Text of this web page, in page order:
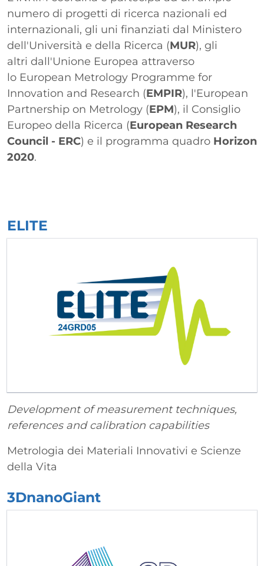
numero di progetti di ricerca nazionali ed
internazionali, gli uni finanziati dal Ministero
dell'Università e della Ricerca (MUR), gli
altri dall'Unione Europea attraverso
lo European Metrology Programme for
Innovation and Research (EMPIR), l'European
Partnership on Metrology (EPM), il Consiglio
Europeo della Ricerca (European Research
Council - ERC) e il programma quadro Horizon
2020.
Elenco
ELITE
Development of measurement techniques,
references and calibration capabilities
Metrologia dei Materiali Innovativi e Scienze
della Vita
3DnanoGiant